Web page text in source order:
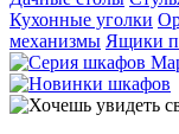
Кухонные уголки
механизмы Ящики